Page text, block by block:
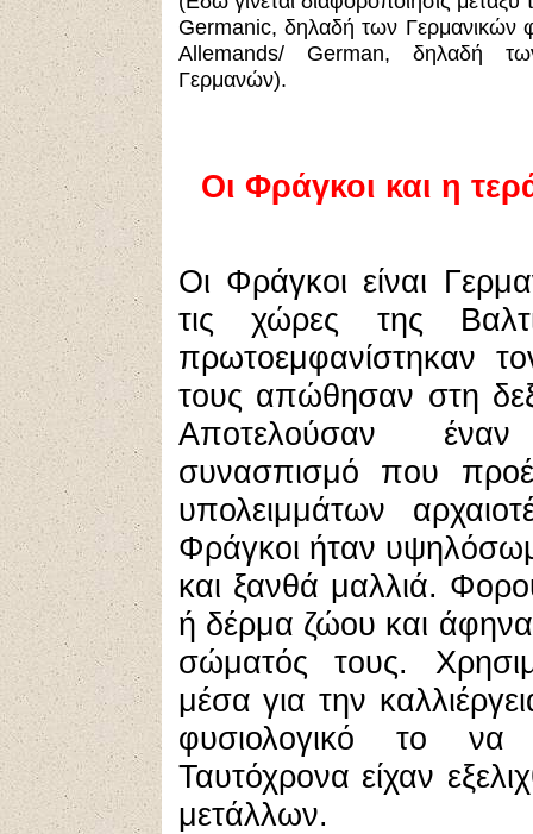
Germanic, δηλαδή των Γερμανικών
Allemands/ German, δηλαδή
Γερμανών).
Οι Φράγκοι και η
Oι Φράγκοι είναι
τις χώρες της
πρωτοεμφανίστηκαν
τους απώθησαν στη
Αποτελούσαν έναν
συνασπισμό που
υπολειμμάτων
Φράγκοι ήταν
και ξανθά μαλλιά.
ή δέρμα ζώου και
σώματός τους.
μέσα για την
φυσιολογικό το να
Ταυτόχρονα είχαν
μετάλλων.